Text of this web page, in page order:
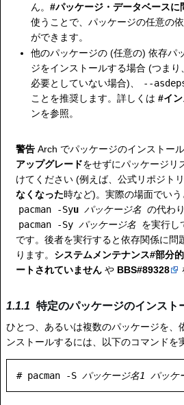
ん。#パッケージ・データベースに
使うことで、パッケージの任意の
ができます。
他のパッケージの (任意の) 依存パ
ジをインストールする場合 (つま
必要としていない場合)、
--
ことを推奨します。詳しくは#イ
ンを参照。
警告 Arch でパッケージのインストール
アップグレードをせずにパッケージリ
けてください (例えば、公式リポジト
なくなった時など)。実際の場面でいう
pacman -Syu パッケージ名 の代わ
pacman -Sy パッケージ名 を実行し
です。後者を実行すると依存関係に問
ります。 システムメンテナンス#部分
ートされていません や BBS#89328
特定のパッケージのインスト
ひとつ、あるいは複数のパッケージを、
ンストールするには、以下のコマンドを
# pacman -S パッケージ名1 パッケ